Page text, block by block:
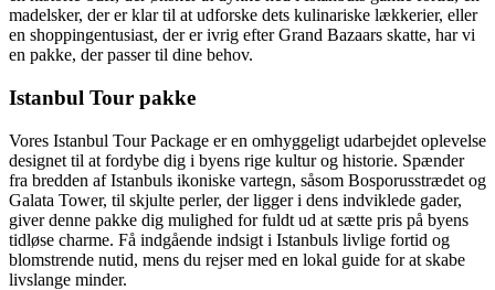
madelsker, der er klar til at udforske dets kulinariske lækkerier, eller
en shoppingentusiast, der er ivrig efter Grand Bazaars skatte, har vi
en pakke, der passer til dine behov.
Istanbul Tour pakke
Vores Istanbul Tour Package er en omhyggeligt udarbejdet oplevelse
designet til at fordybe dig i byens rige kultur og historie. Spænder
fra bredden af Istanbuls ikoniske vartegn, såsom Bosporusstrædet og
Galata Tower, til skjulte perler, der ligger i dens indviklede gader,
giver denne pakke dig mulighed for fuldt ud at sætte pris på byens
tidløse charme. Få indgående indsigt i Istanbuls livlige fortid og
blomstrende nutid, mens du rejser med en lokal guide for at skabe
livslange minder.